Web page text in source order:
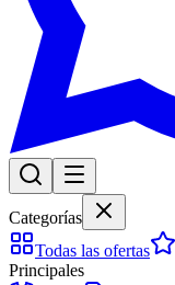
Categorías
Todas las ofertas
Principales